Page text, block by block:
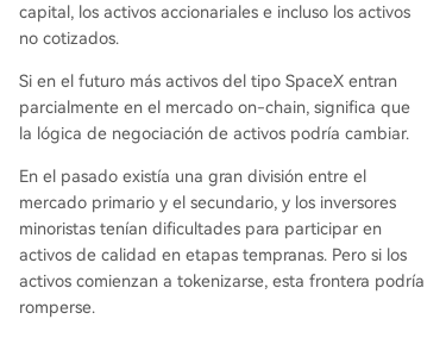
capital, los activos accionariales e incluso los activos
no cotizados.
Si en el futuro más activos del tipo SpaceX entran
parcialmente en el mercado on-chain, significa que
la lógica de negociación de activos podría cambiar.
En el pasado existía una gran división entre el
mercado primario y el secundario, y los inversores
minoristas tenían dificultades para participar en
activos de calidad en etapas tempranas. Pero si los
activos comienzan a tokenizarse, esta frontera podría
romperse.